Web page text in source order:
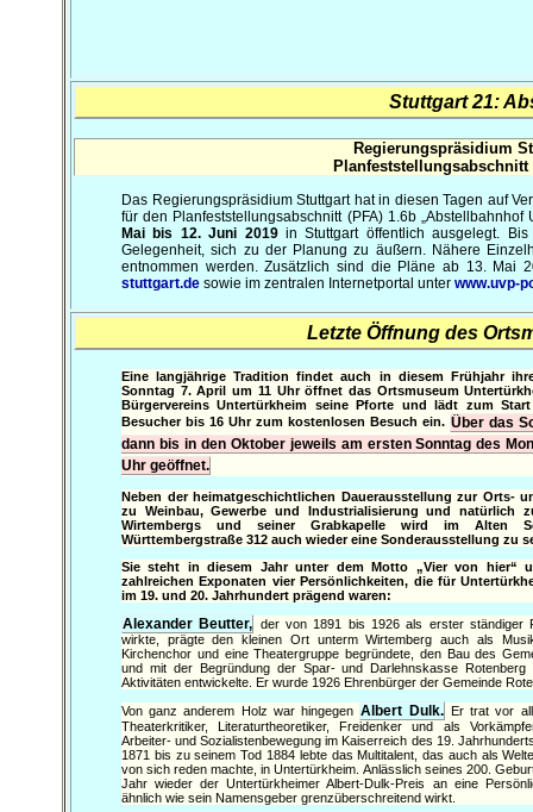
Stuttgart 21:
Regierungspräsidium
Das Regierungspräsidium Stuttgart hat in diesen Tagen auf
für den Planfeststellungsabschnitt (PFA) 1.6b
Mai bis 12. Juni 2019in Stuttgart öffentlich ausgelegt.
Gelegenheit, sich zu der Planung zu äußern. Nähere
entnommen werden. Zusätzlich sind die Pläne ab 13. Mai
stuttgart.de sowie im zentralen Internetportal unter www.uvp-
Letzte Öffnung des
Eine langjährige Tradition findet auch in diesem Frühjahr
Sonntag 7. April um 11 Uhr öffnet das Ortsmuseum
Bürgervereins Untertürkheim seine Pforte und lädt zum
Besucher bis 16 Uhr zum kostenlosen Besuch ein. Über das
dann bis in den Oktober jeweils am ersten Sonntag des
Uhr geöffnet.
Neben der heimatgeschichtlichen Dauerausstellung zur Orts-
zu Weinbau, Gewerbe und Industrialisierung und natürlich
Wirtembergs und seiner Grabkapelle wird im Alten
Württembergstraße 312 auch wieder eine Sonderausstellung zu
Sie steht in diesem Jahr unter dem Motto „Vier von hier“
zahlreichen Exponaten vier Persönlichkeiten, die für
im 19. und 20. Jahrhundert prägend waren:
Alexander Beutter, der von 1891 bis 1926 als erster ständiger
wirkte, prägte den kleinen Ort unterm Wirtemberg auch als
Kirchenchor und eine Theatergruppe begründete, den Bau des
und mit der Begründung der Spar- und Darlehnskasse Rotenberg
Aktivitäten entwickelte. Er wurde 1926 Ehrenbürger der Gemeinde
Von ganz anderem Holz war hingegen Albert Dulk. Er trat vor
Theaterkritiker, Literaturtheoretiker, Freidenker und als
Arbeiter- und Sozialistenbewegung im Kaiserreich des 19.
1871 bis zu seinem Tod 1884 lebte das Multitalent, das auch als
von sich reden machte, in Untertürkheim. Anlässlich seines 200.
Jahr wieder der Untertürkheimer Albert-Dulk-Preis an eine
ähnlich wie sein Namensgeber grenzüberschreitend wirkt.